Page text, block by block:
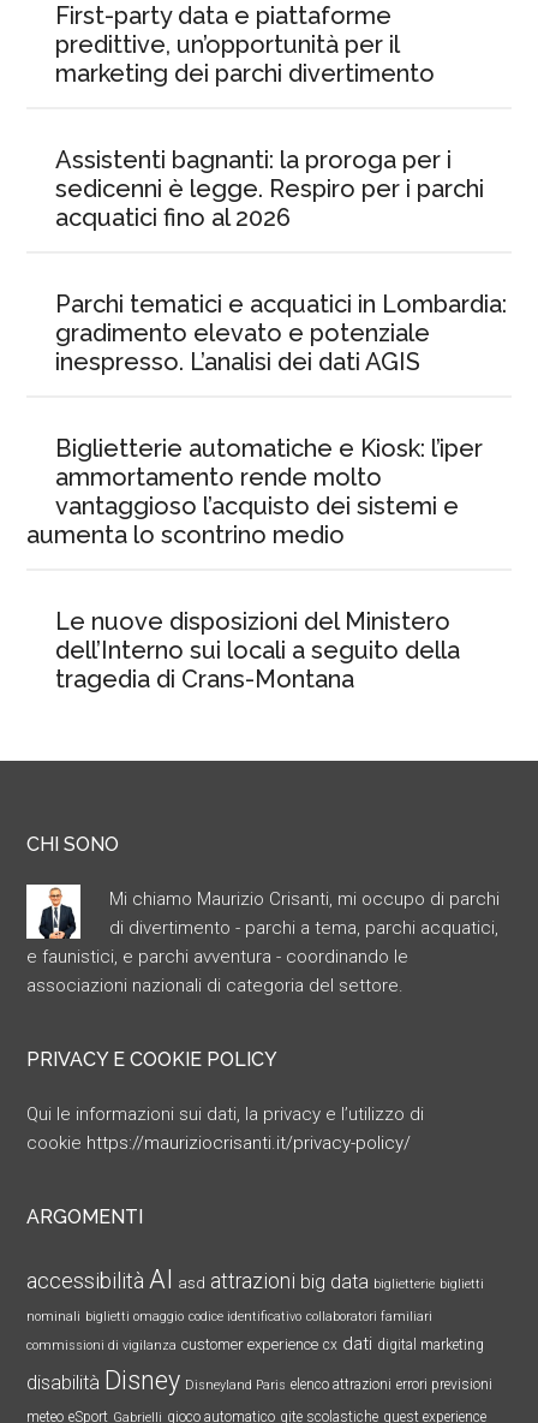
First-party data e piattaforme
predittive, un’opportunità per il
marketing dei parchi divertimento
Assistenti bagnanti: la proroga per i
sedicenni è legge. Respiro per i parchi
acquatici fino al 2026
Parchi tematici e acquatici in Lombardia:
gradimento elevato e potenziale
inespresso. L’analisi dei dati AGIS
Biglietterie automatiche e Kiosk: l’iper
ammortamento rende molto
vantaggioso l’acquisto dei sistemi e
aumenta lo scontrino medio
Le nuove disposizioni del Ministero
dell’Interno sui locali a seguito della
tragedia di Crans-Montana
CHI SONO
Mi chiamo Maurizio Crisanti, mi occupo di parchi
di divertimento - parchi a tema, parchi acquatici,
e faunistici, e parchi avventura - coordinando le
associazioni nazionali di categoria del settore.
PRIVACY E COOKIE POLICY
Qui le informazioni sui dati, la privacy e l’utilizzo di
cookie https://mauriziocrisanti.it/privacy-policy/
ARGOMENTI
accessibilità AI asd attrazioni big data biglietterie biglietti
nominali biglietti omaggio codice identificativo collaboratori familiari
commissioni di vigilanza customer experience cx dati digital marketing
disabilità Disney Disneyland Paris elenco attrazioni errori previsioni
meteo eSport Gabrielli gioco automatico gite scolastiche guest experience